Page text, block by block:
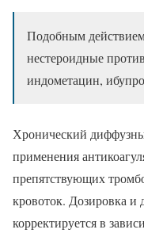
Подобным
нестероидные
индометацин,
Хронический
применения
препятствующих
кровоток. Дозировка и
корректируется в